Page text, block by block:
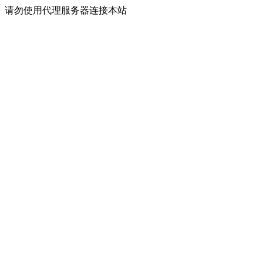
请勿使用代理服务器连接本站